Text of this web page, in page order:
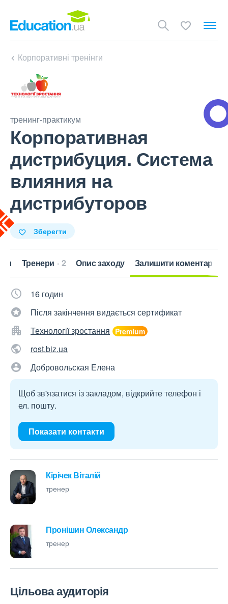
Корпоративні тренінги
тренинг-практикум
Корпоративная
дистрибуция. Система
влияния на
дистрибуторов
Зберегти
Тренери 2 Опис заходу Залишити коментар
16 годин
Після закінчення видається сертификат
Технології зростання
rost.biz.ua
Добровольская Елена
Щоб зв'язатися із закладом, відкрийте телефон і
ел. пошту.
Показати контакти
Кірічек Віталій
тренер
Пронішин Олександр
тренер
Цільова аудиторія